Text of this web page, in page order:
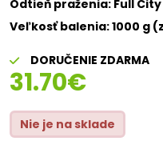
Odtieň praženia: Full City
Veľkosť balenia: 1000 g
DORUČENIE ZDARMA
31.70€
Nie je na sklade